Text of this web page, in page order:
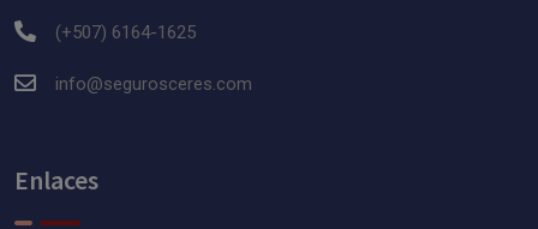
(+507) 6164-1625
info@segurosceres.com
Enlaces